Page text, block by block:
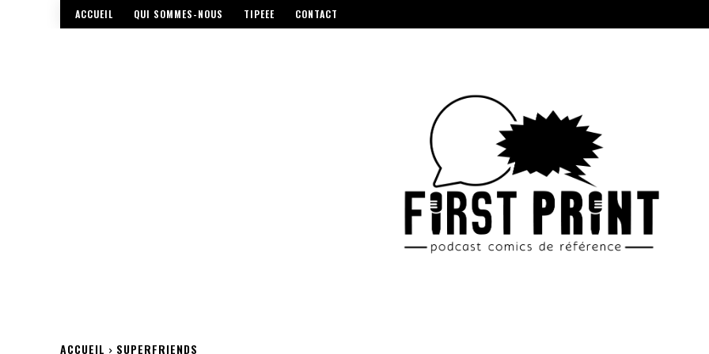
ACCUEIL QUI SOMMES-NOUS TIPEEE CONTACT
ACCUEIL SUPERFRIENDS